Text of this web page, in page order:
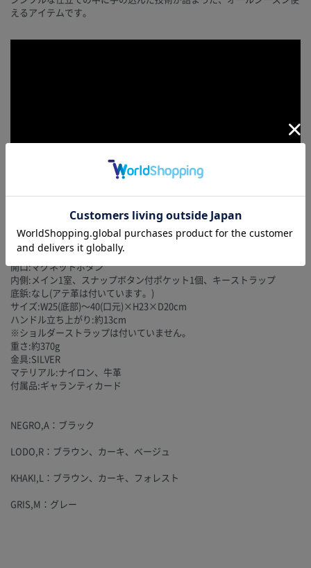
えるアイテムです。
サイズ・商品詳細
開口:マグネットボタン
内側:メイン1室、スナップボタン付ポケット1個、キーストラップ
底鋲:なし(アテ革は付いています。)
サイズ:W25(底部)～40(口元)×H23×D20cm
ハンドル立ち上がり:約13cm
※ショルダーストラップは付いていません。
重さ:約370g
金具:SILVER
マテリアル:ナイロン、牛革
付属品:ギャランティカード
NEGRO,A：ブラック
LODO,R：ブラウン、カーキ、ベージュ
KHAKI,L：ブラウン、カーキ、フォレスト
GRIS,M：グレー